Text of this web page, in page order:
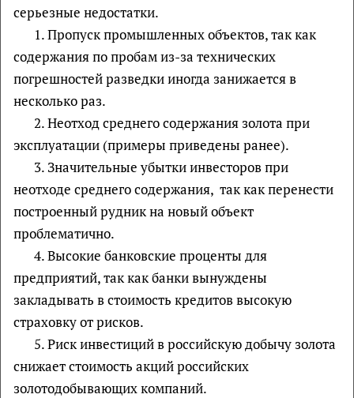
серьезные недостатки.
1. Пропуск промышленных объектов, так как
содержания по пробам из-за технических
погрешностей разведки иногда занижается в
несколько раз.
2. Неотход среднего содержания золота при
эксплуатации (примеры приведены ранее).
3. Значительные убытки инвесторов при
неотходе среднего содержания, так как перенести
построенный рудник на новый объект
проблематично.
4. Высокие банковские проценты для
предприятий, так как банки вынуждены
закладывать в стоимость кредитов высокую
страховку от рисков.
5. Риск инвестиций в российскую добычу золота
снижает стоимость акций российских
золотодобывающих компаний.